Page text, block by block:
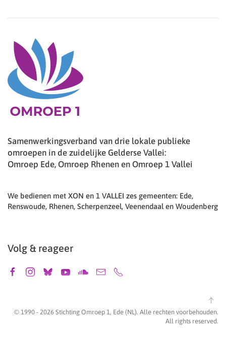
Samenwerkingsverband van drie lokale publieke
omroepen in de zuidelijke Gelderse Vallei:
Omroep Ede, Omroep Rhenen en Omroep 1 Vallei
We bedienen met XON en 1 VALLEI zes gemeenten: Ede,
Renswoude, Rhenen, Scherpenzeel, Veenendaal en Woudenberg
Volg & reageer
© 1990 - 2026 Stichting Omroep 1, Ede (NL). Alle rechten voorbehouden.
All rights reserved.